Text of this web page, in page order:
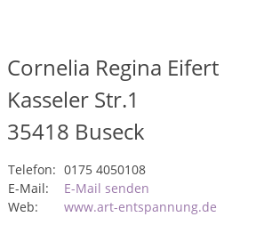
Cornelia Regina Eifert
Kasseler Str.1
35418 Buseck
Telefon: 0175 4050108
E-Mail:
E-Mail senden
Web:
www.art-entspannung.de